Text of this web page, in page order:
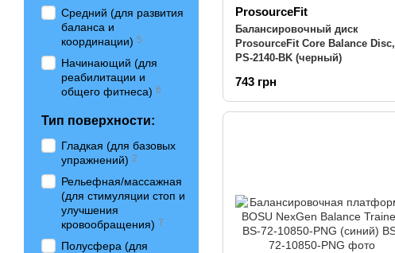
ProsourceFit
Балансировочный диск
ProsourceFit Core Balance Disc,
PS-2140-BK (черный)
743 грн
Средний (для развития
баланса и
координации) 5
Начинающий (для
реабилитации и
общего фитнеса) 6
Тип поверхности:
Гладкая (для базовых
упражнений) 2
Рельефная/массажная
(для стимуляции стоп и
улучшения
кровообращения) 7
Полусфера (для